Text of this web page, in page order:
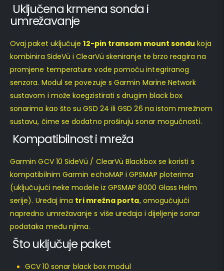
Uključena krmena sonda i
umrežavanje
Ovaj paket uključuje12-pin transom mount sondu koja
kombinira SideVü i ClearVü skeniranje te brzo reagira na
promjene temperature vode pomoću integriranog
senzora. Modul se povezuje s Garmin Marine Network
sustavom i može koegzistirati s drugim black box
sonarima kao što su GSD 24 ili GSD 26 na istom mrežnom
sustavu, čime se dodatno proširuju sonar mogućnosti.
Kompatibilnost i mreža
Garmin GCV 10 SideVü / ClearVü Blackbox se koristi s
kompatibilnim Garmin echoMAP i GPSMAP ploterima
(uključujući neke modele iz GPSMAP 8000 Glass Helm
serije). Uređaj ima tri mrežna porta, omogućujući
napredno umrežavanje s više uređaja i dijeljenje sonar
podataka među njima.
Što uključuje paket
GCV 10 sonar black box modul